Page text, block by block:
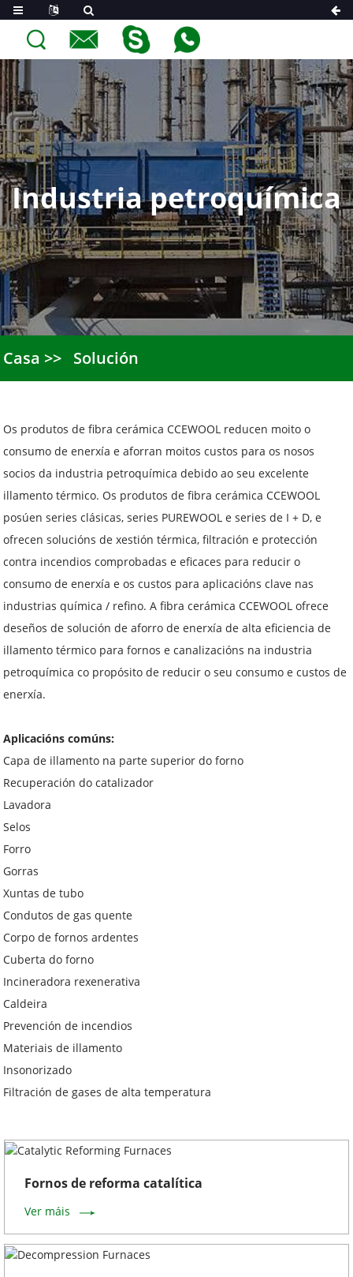
Industria petroquímica
Casa Solución
Os produtos de fibra cerámica CCEWOOL reducen moito o
consumo de enerxía e aforran moitos custos para os nosos
socios da industria petroquímica debido ao seu excelente
illamento térmico. Os produtos de fibra cerámica CCEWOOL
posúen series clásicas, series PUREWOOL e series de I + D, e
ofrecen solucións de xestión térmica, filtración e protección
contra incendios comprobadas e eficaces para reducir o
consumo de enerxía e os custos para aplicacións clave nas
industrias química / refino. A fibra cerámica CCEWOOL ofrece
deseños de solución de aforro de enerxía de alta eficiencia de
illamento térmico para fornos e canalizacións na industria
petroquímica co propósito de reducir o seu consumo e custos de
enerxía.
Aplicacións comúns:
Capa de illamento na parte superior do forno
Recuperación do catalizador
Lavadora
Selos
Forro
Gorras
Xuntas de tubo
Condutos de gas quente
Corpo de fornos ardentes
Cuberta do forno
Incineradora rexenerativa
Caldeira
Prevención de incendios
Materiais de illamento
Insonorizado
Filtración de gases de alta temperatura
Fornos de reforma catalítica
Ver máis